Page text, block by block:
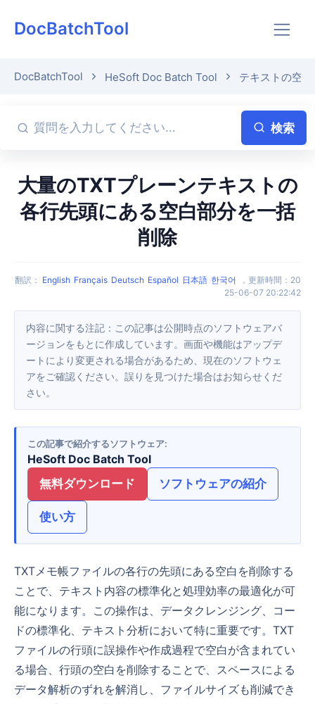
DocBatchTool
DocBatchTool HeSoft Doc Batch Tool テキストの空
検索
大量のTXTプレーンテキストの
各行先頭にある空白部分を一括
削除
翻訳 ： English Français Deutsch Español 日本語 한국어 ， 更新時間 ： 20
25-06-07 20:22:42
内容に関する注記：この記事は公開時点のソフトウェアバ
ージョンをもとに作成しています。画面や機能はアップデ
ートにより変更される場合があるため、現在のソフトウェ
アをご確認ください。誤りを見つけた場合はお知らせくだ
さい。
この記事で紹介するソフトウェア
HeSoft Doc Batch Tool
無料ダウンロード
ソフトウェアの紹介
使い方
TXTメモ帳ファイルの各行の先頭にある空白を削除する
ことで、テキスト内容の標準化と処理効率の最適化が可
能になります。この操作は、データクレンジング、コー
ドの標準化、テキスト分析において特に重要です。TXT
ファイルの行頭に誤操作や作成過程で空白が含まれてい
る場合、行頭の空白を削除することで、スペースによる
データ解析のずれを解消し、ファイルサイズも削減でき